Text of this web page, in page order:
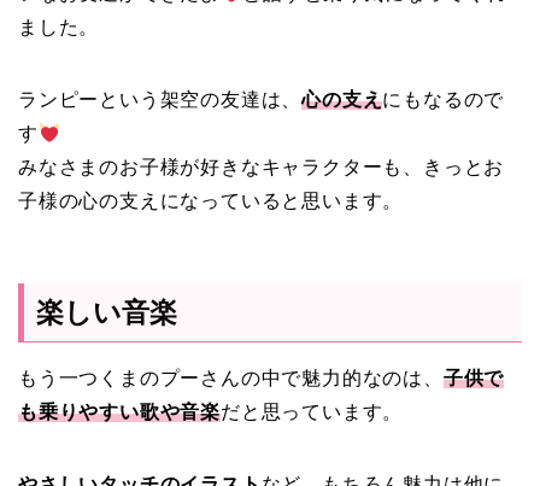
ました。
ランピーという架空の友達は、心の支えにもなるので
す
みなさまのお子様が好きなキャラクターも、きっとお
子様の心の支えになっていると思います。
楽しい音楽
もう一つくまのプーさんの中で魅力的なのは、 子供で
も乗りやすい歌や音楽だと思っています。